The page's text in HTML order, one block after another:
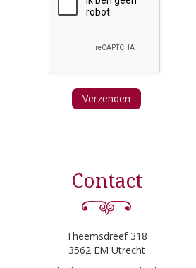
Verzenden
Contact
Theemsdreef 318
3562 EM Utrecht